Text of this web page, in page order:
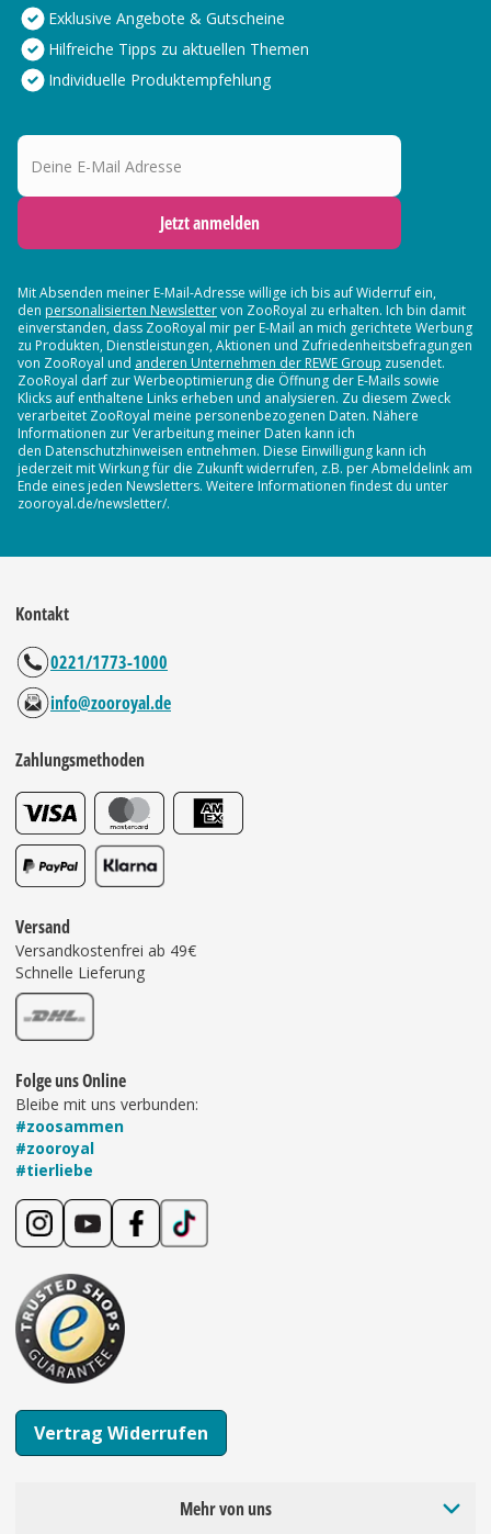
Exklusive Angebote & Gutscheine
Hilfreiche Tipps zu aktuellen Themen
Individuelle Produktempfehlung
Deine E-Mail Adresse
Jetzt anmelden
Mit Absenden meiner E-Mail-Adresse willige ich bis auf Widerruf ein,
den personalisierten Newslettervon ZooRoyal zu erhalten. Ich bin damit
einverstanden, dass ZooRoyal mir per E-Mail an mich gerichtete Werbung
zu Produkten, Dienstleistungen, Aktionen und Zufriedenheitsbefragungen
von ZooRoyal und anderen Unternehmen der REWE Group zusendet.
ZooRoyal darf zur Werbeoptimierung die Öffnung der E-Mails sowie
Klicks auf enthaltene Links erheben und analysieren. Zu diesem Zweck
verarbeitet ZooRoyal meine personenbezogenen Daten. Nähere
Informationen zur Verarbeitung meiner Daten kann ich
den Datenschutzhinweisen entnehmen. Diese Einwilligung kann ich
jederzeit mit Wirkung für die Zukunft widerrufen, z.B. per Abmeldelink am
Ende eines jeden Newsletters. Weitere Informationen findest du unter
zooroyal.de/newsletter/.
Kontakt
0221/1773-1000
info@zooroyal.de
Zahlungsmethoden
Versand
Versandkostenfrei ab 49€
Schnelle Lieferung
Folge uns Online
Bleibe mit uns verbunden:
#zoosammen
#zooroyal
#tierliebe
Vertrag Widerrufen
Mehr von uns